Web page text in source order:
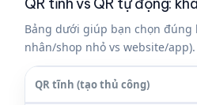
QR tĩnh vs QR tự động:
Bảng dưới giúp bạn chọn đúng
nhân/shop nhỏ vs website/app).
QR tĩnh (tạo thủ công)